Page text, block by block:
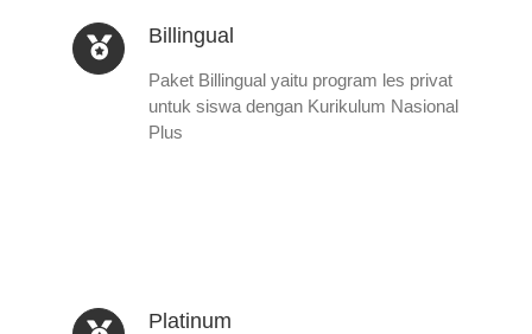
Billingual
Paket Billingual yaitu program les privat
untuk siswa dengan Kurikulum Nasional
Plus
Platinum